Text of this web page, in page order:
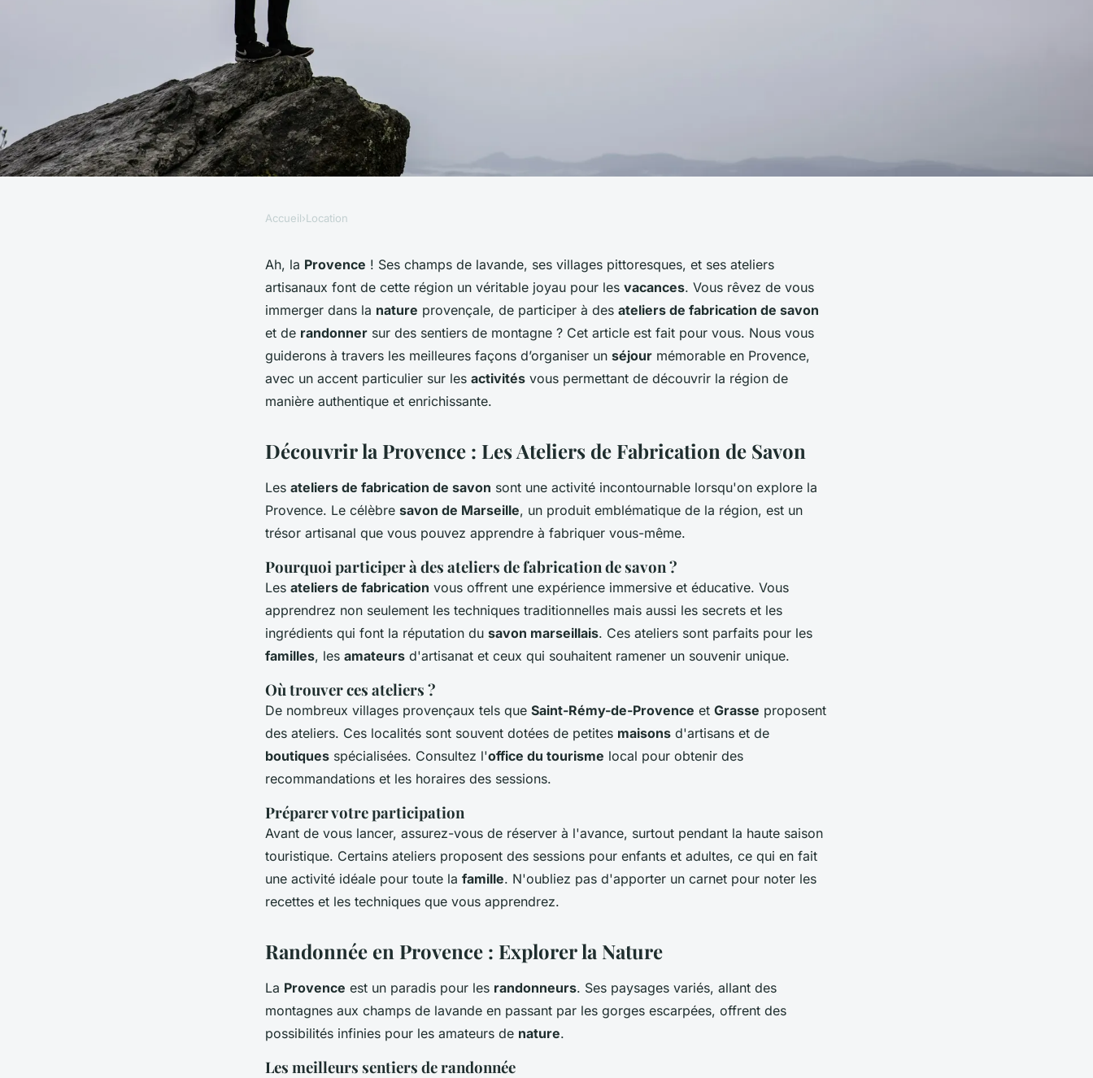
Quels conseils pour organiser des
vacances en Provence avec des ateliers
de fabrication de savon et des
randonnées en montagne?
Accueil›Location
Ah, la Provence ! Ses champs de lavande, ses villages pittoresques, et ses ateliers
artisanaux font de cette région un véritable joyau pour les vacances. Vous rêvez de vous
immerger dans la nature provençale, de participer à des ateliers de fabrication de savon
et de randonner sur des sentiers de montagne ? Cet article est fait pour vous. Nous vous
guiderons à travers les meilleures façons d’organiser un séjour mémorable en Provence,
avec un accent particulier sur les activités vous permettant de découvrir la région de
manière authentique et enrichissante.
Découvrir la Provence : Les Ateliers de Fabrication de Savon
Les ateliers de fabrication de savon sont une activité incontournable lorsqu'on explore la
Provence. Le célèbre savon de Marseille, un produit emblématique de la région, est un
trésor artisanal que vous pouvez apprendre à fabriquer vous-même.
Pourquoi participer à des ateliers de fabrication de savon ?
Les ateliers de fabrication vous offrent une expérience immersive et éducative. Vous
apprendrez non seulement les techniques traditionnelles mais aussi les secrets et les
ingrédients qui font la réputation du savon marseillais. Ces ateliers sont parfaits pour les
familles, les amateurs d'artisanat et ceux qui souhaitent ramener un souvenir unique.
Où trouver ces ateliers ?
De nombreux villages provençaux tels que Saint-Rémy-de-Provence et Grasse proposent
des ateliers. Ces localités sont souvent dotées de petites maisons d'artisans et de
boutiques spécialisées. Consultez l'office du tourisme local pour obtenir des
recommandations et les horaires des sessions.
Préparer votre participation
Avant de vous lancer, assurez-vous de réserver à l'avance, surtout pendant la haute saison
touristique. Certains ateliers proposent des sessions pour enfants et adultes, ce qui en fait
une activité idéale pour toute la famille. N'oubliez pas d'apporter un carnet pour noter les
recettes et les techniques que vous apprendrez.
Randonnée en Provence : Explorer la Nature
La Provence est un paradis pour les randonneurs. Ses paysages variés, allant des
montagnes aux champs de lavande en passant par les gorges escarpées, offrent des
possibilités infinies pour les amateurs de nature.
Les meilleurs sentiers de randonnée